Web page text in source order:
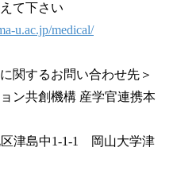
下さい
u.ac.jp/medical/
関するお問い合わせ先＞
ン共創機構 産学官連携本
津島中1-1-1 岡山大学津